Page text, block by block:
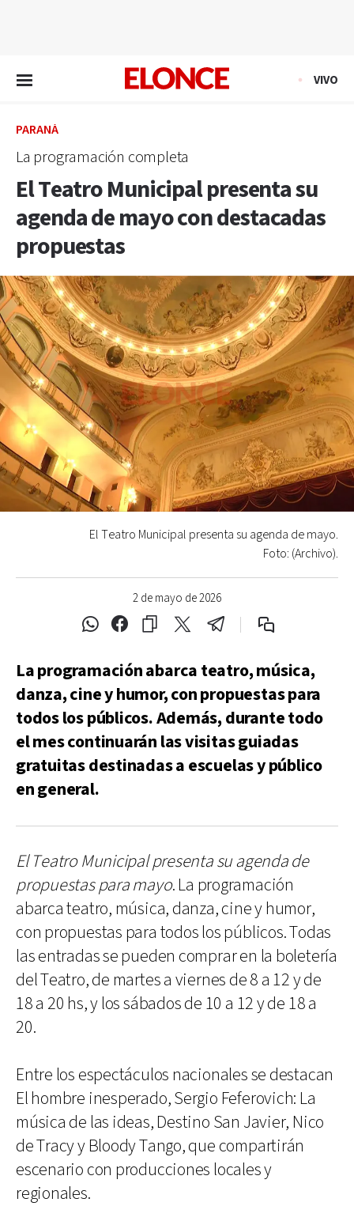
VIVO
PARANÁ
La programación completa
El Teatro Municipal presenta su
agenda de mayo con destacadas
propuestas
2 de mayo de 2026
El Teatro Municipal presenta su agenda de mayo.
Foto: (Archivo).
La programación abarca teatro, música,
danza, cine y humor, con propuestas para
todos los públicos. Además, durante todo
el mes continuarán las visitas guiadas
gratuitas destinadas a escuelas y público
en general.
El Teatro Municipal presenta su agenda de
propuestas para mayo. La programación
abarca teatro, música, danza, cine y humor,
con propuestas para todos los públicos. Todas
las entradas se pueden comprar en la boletería
del Teatro, de martes a viernes de 8 a 12 y de
18 a 20 hs, y los sábados de 10 a 12 y de 18 a
20.
Entre los espectáculos nacionales se destacan
El hombre inesperado, Sergio Feferovich: La
música de las ideas, Destino San Javier, Nico
de Tracy y Bloody Tango, que compartirán
escenario con producciones locales y
regionales.